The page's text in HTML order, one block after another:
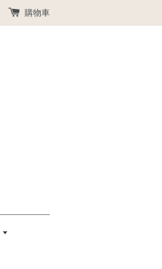
購物車